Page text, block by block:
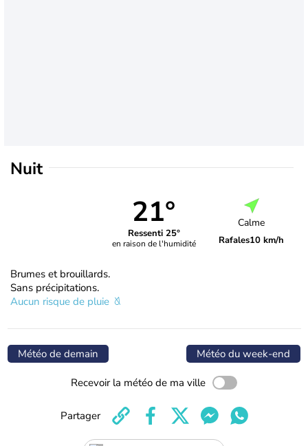
Nuit
21°
Ressenti 25°
en raison de l'humidité
Calme
Rafales10 km/h
Brumes et brouillards.
Sans précipitations.
Aucun risque de pluie
Météo de demain Météo du week-end
Recevoir la météo de ma ville
Partager